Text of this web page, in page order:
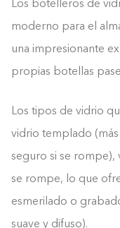
Los botelleros de
moderno para el
una impresionante
propias botellas
Los tipos de vidrio
vidrio templado
seguro si se rompe),
se rompe, lo que
esmerilado o
suave y difuso).